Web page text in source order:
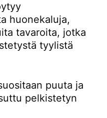
huonekaluja,
tavaroita, jotka
tyylistä
puuta ja
pelkistetyn